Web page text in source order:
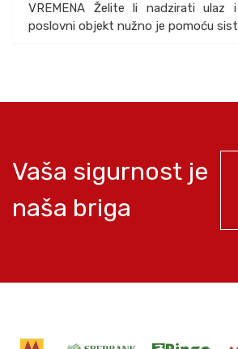
VREMENA Želite li nadzirati ulaz
poslovni objekt nužno je pomoću
Vaša sigurnost je
naša briga